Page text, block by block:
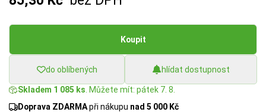
Koupit
do oblíbených hlídat dostupnost
Skladem 1 085 ks . Můžete mít: pátek 7. 8.
Doprava ZDARMApři nákupu nad 5 000 Kč